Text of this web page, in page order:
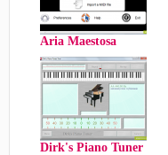
Aria Maestosa
Dirk's Piano Tuner